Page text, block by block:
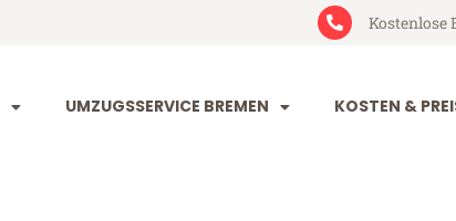
Kostenlose
UMZUGSSERVICE BREMEN KOSTEN &